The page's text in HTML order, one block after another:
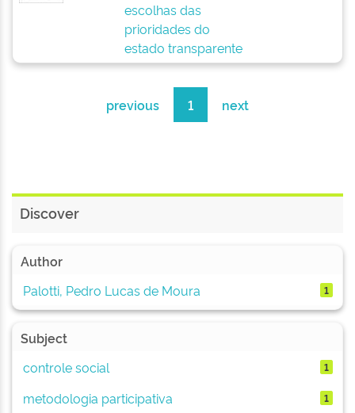
escolhas das
prioridades do
estado transparente
previous 1 next
Discover
Author
Palotti, Pedro Lucas de Moura
1
Subject
controle social
1
metodologia participativa 1